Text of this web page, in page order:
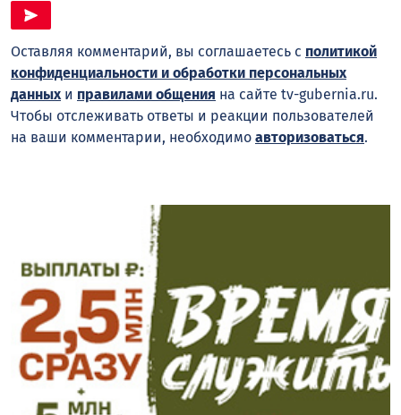
Оставляя комментарий, вы соглашаетесь с политикой
конфиденциальности и обработки персональных
данныхи правилами общения на сайте tv-gubernia.ru.
Чтобы отслеживать ответы и реакции пользователей
на ваши комментарии, необходимо авторизоваться.